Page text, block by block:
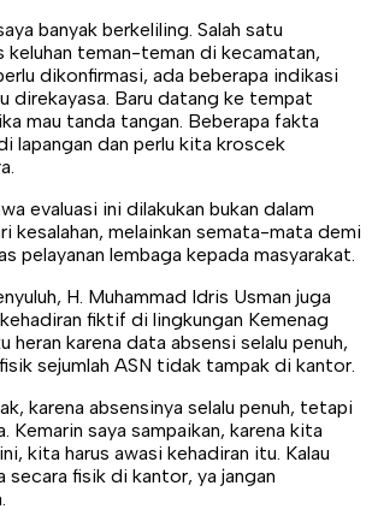
banyak berkeliling. Salah satu
keluhan teman-teman di kecamatan,
dikonfirmasi, ada beberapa indikasi
direkayasa. Baru datang ke tempat
mau tanda tangan. Beberapa fakta
lapangan dan perlu kita kroscek
evaluasi ini dilakukan bukan dalam
kesalahan, melainkan semata-mata demi
pelayanan lembaga kepada masyarakat.
H. Muhammad Idris Usman juga
fiktif di lingkungan Kemenag
heran karena data absensi selalu penuh,
sejumlah ASN tidak tampak di kantor.
karena absensinya selalu penuh, tetapi
Kemarin saya sampaikan, karena kita
kita harus awasi kehadiran itu. Kalau
secara fisik di kantor, ya jangan